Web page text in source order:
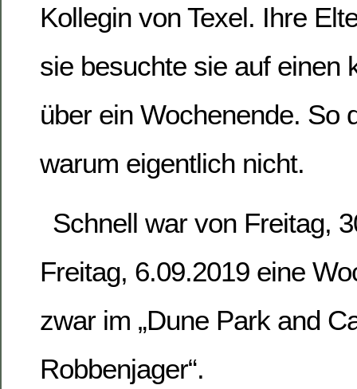
Kollegin von Texel. Ihre
sie besuchte sie auf einen
über ein Wochenende. So
warum eigentlich nicht.
Schnell war von Freitag,
Freitag, 6.09.2019 eine
zwar im „Dune Park and
Robbenjager“.